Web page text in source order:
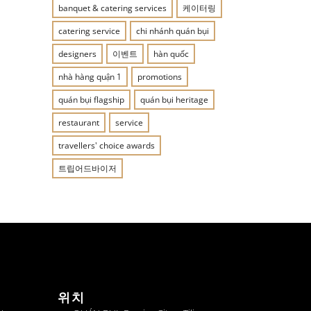
banquet & catering services
케이터링
catering service
chi nhánh quán bụi
designers
이벤트
hàn quốc
nhà hàng quận 1
promotions
quán bụi flagship
quán bụi heritage
restaurant
service
travellers' choice awards
트립어드바이저
위치